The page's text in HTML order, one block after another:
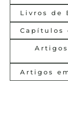
Livros de
Capítulos
Artigos